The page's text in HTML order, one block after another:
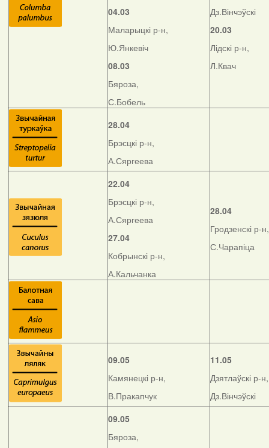
04.03
Маларыцкі р-н,
Ю.Янкевіч
08.03
Бяроза,
С.Бобель
Дз.Вінчэўскі
20.03
Лідскі р-н,
Л.Квач
28.04
Брэсцкі р-н,
А.Сяргеева
22.04
Брэсцкі р-н,
А.Сяргеева
27.04
Кобрынскі р-н,
А.Кальчанка
28.04
Гродзенскі р-н,
С.Чарапіца
09.05
Камянецкі р-н,
В.Пракапчук
11.05
Дзятлаўскі р-н,
Дз.Вінчэўскі
09.05
Бяроза,